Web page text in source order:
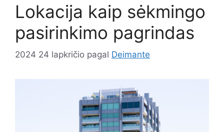
Lokacija kaip sėkmingo
pasirinkimo pagrindas
2024 24 lapkričio pagal Deimante